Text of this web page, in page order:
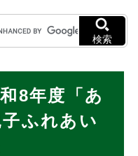
本文へ
検索
8年度「あ
ふれあい